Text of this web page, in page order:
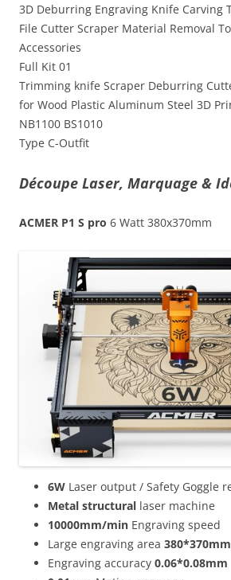
3D Deburring Engraving Knife Carving
File Cutter Scraper Material Removal
Accessories
Full Kit 01
Trimming knife Scraper Deburring
for Wood Plastic Aluminum Steel 3D
NB1100 BS1010
Type C-Outfit
Découpe Laser, Marquage &
ACMER P1 S pro 6 Watt 380x370mm
6W Laser output / Safety Goggle
Metal structural laser machine
10000mm/min Engraving speed
Large engraving area 380*370mm
Engraving accuracy 0.06*0.08mm